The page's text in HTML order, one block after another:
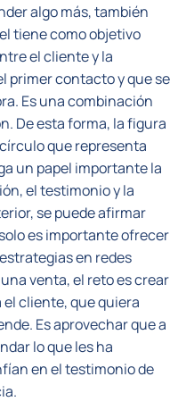
algo más, también
tiene como objetivo
el cliente y la
primer contacto y que se
Es una combinación
De esta forma, la figura
que representa
un papel importante la
el testimonio y la
se puede afirmar
es importante ofrecer
en redes
venta, el reto es crear
cliente, que quiera
Es aprovechar que a
lo que les ha
en el testimonio de